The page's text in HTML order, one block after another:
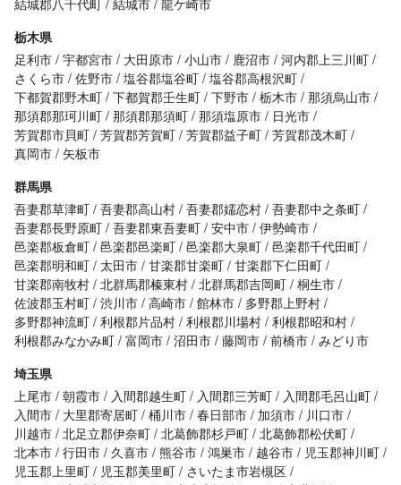
結城郡八千代町 結城市 龍ケ崎市
栃木県
足利市 宇都宮市 大田原市 小山市 鹿沼市 河内郡上三川町
さくら市 佐野市 塩谷郡塩谷町 塩谷郡高根沢町
下都賀郡野木町 下都賀郡壬生町 下野市 栃木市 那須烏山市
那須郡那珂川町 那須郡那須町 那須塩原市
日光市
芳賀郡市貝町 芳賀郡芳賀町 芳賀郡益子町 芳賀郡茂木町
真岡市
矢板市
群馬県
吾妻郡草津町 吾妻郡高山村 吾妻郡嬬恋村 吾妻郡中之条町
吾妻郡長野原町 吾妻郡東吾妻町 安中市 伊勢崎市
邑楽郡板倉町 邑楽郡邑楽町 邑楽郡大泉町 邑楽郡千代田町
邑楽郡明和町
太田市 甘楽郡甘楽町 甘楽郡下仁田町
甘楽郡南牧村 北群馬郡榛東村 北群馬郡吉岡町 桐生市
佐波郡玉村町 渋川市 高崎市 館林市
多野郡上野村
多野郡神流町 利根郡片品村 利根郡川場村 利根郡昭和村
利根郡みなかみ町 富岡市 沼田市 藤岡市 前橋市 みどり市
埼玉県
上尾市 朝霞市 入間郡越生町 入間郡三芳町
入間郡毛呂山町
入間市
大里郡寄居町 桶川市 春日部市 加須市
川口市
川越市 北足立郡伊奈町 北葛飾郡杉戸町 北葛飾郡松伏町
北本市 行田市 久喜市 熊谷市 鴻巣市 越谷市
児玉郡神川町
児玉郡上里町
児玉郡美里町
さいたま市岩槻区